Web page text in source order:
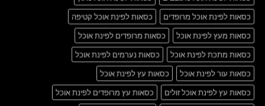
כסאות לפינת אוכל מרופדים
כסאות לפינת אוכל קטיפה
כסאות מעץ לפינת אוכל
כסאות מרופדים לפינת אוכל
כסאות מתכת לפינת אוכל
כסאות נערמים לפינת אוכל
כסאות עור לפינת אוכל
כסאות עץ לפינת אוכל
כסאות עץ לפינת אוכל זולים
כסאות עץ מרופדים לפינת אוכל